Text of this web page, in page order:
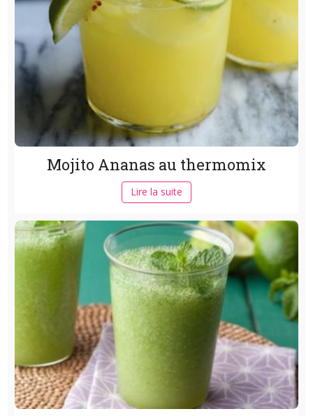
Mojito Ananas au thermomix
Lire la suite